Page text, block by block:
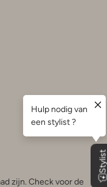
zijn. Check voor de